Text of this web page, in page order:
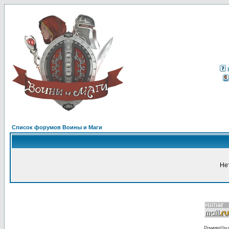
Список форумов Воины и Маги
Powered by